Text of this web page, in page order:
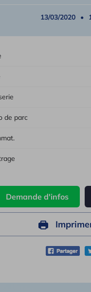
13/03/2020
de parc
Demande d'infos